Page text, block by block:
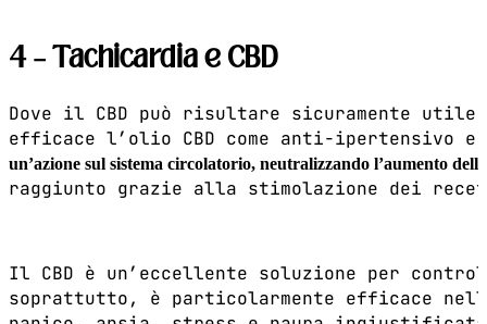
4 – Tachicardia e CBD
Dove il CBD può risultare sicuramente
efficace l’olio CBD come anti-ipertensivo
un’azione sul sistema circolatorio, neutralizzando l’aumento
raggiunto grazie alla stimolazione dei
Il CBD è un’eccellente soluzione per
soprattutto, è particolarmente efficace